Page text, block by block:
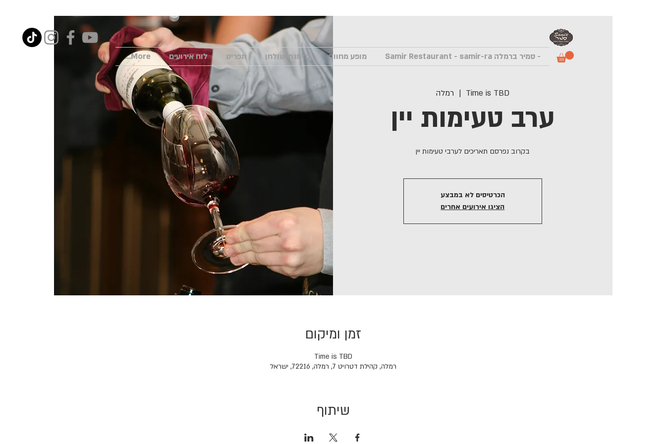
- סמיר ברמלה Samir Restaurant - samir-ra מופע מחווה הזמנת שולחן תפריט לוח אירועים More...
Time is TBD
  |
רמלה
ערב טעימות יין
בקרוב נפרסם תאריכים לערבי טעימות יין
הכרטיסים לא במבצע
הציגו אירועים אחרים
זמן ומיקום
Time is TBD
רמלה, קהילת דטרויט 7, רמלה, 72216, ישראל
שיתוף